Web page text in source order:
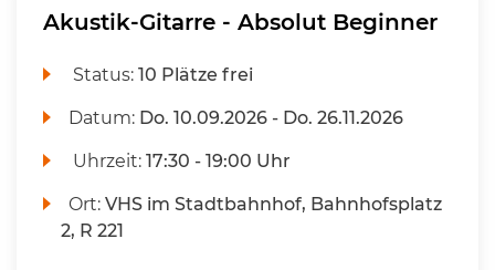
Akustik-Gitarre - Absolut Beginner
Status:10 Plätze frei
Datum: Do. 10.09.2026 - Do. 26.11.2026
Uhrzeit:17:30 - 19:00 Uhr
Ort:VHS im Stadtbahnhof, Bahnhofsplatz
2, R 221